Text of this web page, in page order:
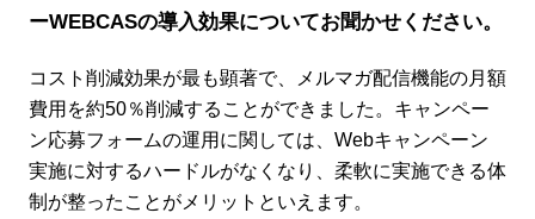
ーWEBCASの導入効果についてお聞かせください。
コスト削減効果が最も顕著で、メルマガ配信機能の月額
費用を約50％削減することができました。キャンペー
ン応募フォームの運用に関しては、Webキャンペーン
実施に対するハードルがなくなり、柔軟に実施できる体
制が整ったことがメリットといえます。